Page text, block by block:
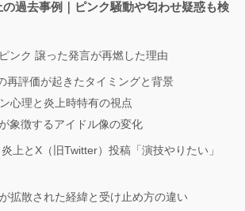
過去事例｜ピンク騒動や匂わせ疑惑も検
ンク 譲った発言が再燃した理由
再評価が起きたタイミングと背景
心理と炎上時特有の視点
象徴するアイドル像の変化
上とX（旧Twitter）投稿「演技やりたい」
拡散された経緯と受け止め方の違い